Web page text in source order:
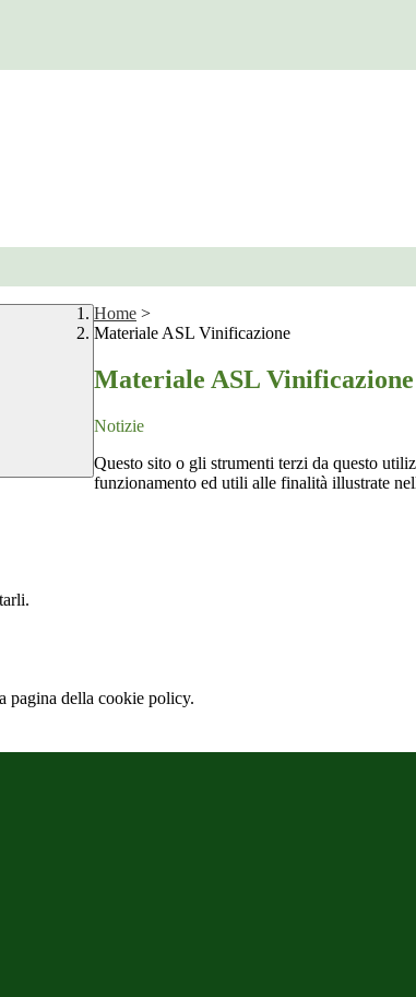
Home >
Materiale ASL Vinificazione
Materiale ASL Vinificazione
Notizie
Questo sito o gli strumenti terzi da questo
funzionamento ed utili alle finalità illustrate
pagina della cookie policy.